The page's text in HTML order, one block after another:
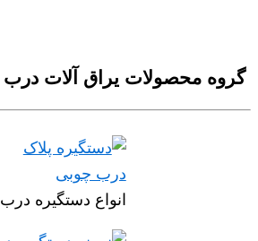
گروه محصولات یراق آلات درب
انواع دستگیره درب